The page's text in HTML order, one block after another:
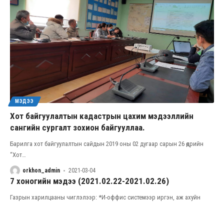
МЭДЭЭ
Хот байгуулалтын кадастрын цахим мэдээллийн
сангийн сургалт зохион байгууллаа.
Барилга хот байгуулалтын сайдын 2019 оны 02 дугаар сарын 26 өдрийн
“Хот…
orkhon_admin 2021-03-04
7 хоногийн мэдээ (2021.02.22-2021.02.26)
Газрын харилцааны чиглэлээр: *И-оффис системээр иргэн, аж ахуйн